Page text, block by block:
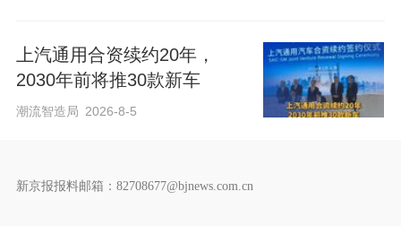
上汽通用合资续约20年，
2030年前将推30款新车
潮流智造局 2026-8-5
新京报报料邮箱：82708677@bjnews.com.cn